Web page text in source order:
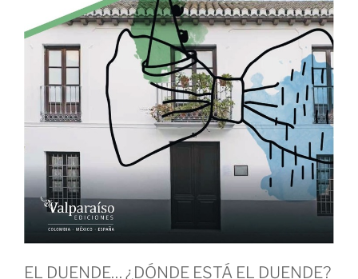
EL DUENDE… ¿DÓNDE ESTÁ EL DUENDE?